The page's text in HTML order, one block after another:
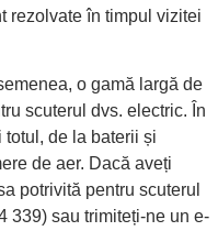
rezolvate în timpul vizitei
o gamă largă de
scuterul dvs. electric. În
de la baterii și
de aer. Dacă aveți
potrivită pentru scuterul
339) sau trimiteți-ne un e-